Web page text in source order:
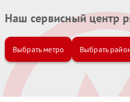
Наш сервисный центр
Выбрать метро Выбрать